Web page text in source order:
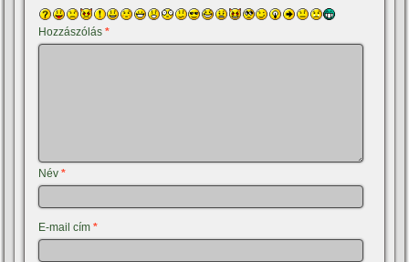
Hozzászólás*
Név*
E-mail cím*